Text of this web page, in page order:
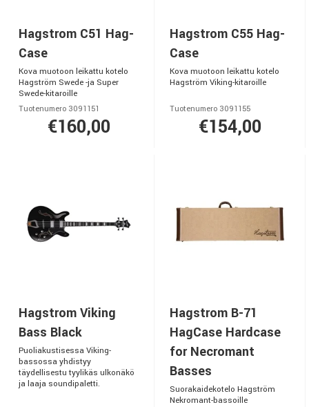
Hagstrom C51 Hag-
Case
Kova muotoon leikattu kotelo
Hagström Swede -ja Super
Swede-kitaroille
Tuotenumero 3091151
€160,00
Hagstrom C55 Hag-
Case
Kova muotoon leikattu kotelo
Hagström Viking-kitaroille
Tuotenumero 3091155
€154,00
Hagstrom Viking
Bass Black
Puoliakustisessa Viking-
bassossa yhdistyy
täydellisestu tyylikäs ulkonäkö
ja laaja soundipaletti.
Hagstrom B-71
HagCase Hardcase
for Necromant
Basses
Suorakaidekotelo Hagström
Nekromant-bassoille